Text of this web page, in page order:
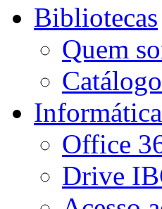
Bibliotecas
Quem
Informática
Office
Drive